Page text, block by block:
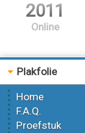
2011
Online
Plakfolie
Home
F.A.Q.
Proefstuk